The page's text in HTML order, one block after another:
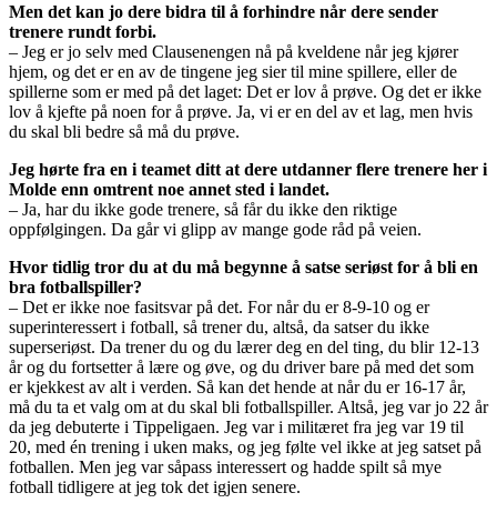
Men det kan jo dere bidra til å forhindre når dere sender
trenere rundt forbi.
– Jeg er jo selv med Clausenengen nå på kveldene når jeg kjører
hjem, og det er en av de tingene jeg sier til mine spillere, eller de
spillerne som er med på det laget: Det er lov å prøve. Og det er ikke
lov å kjefte på noen for å prøve. Ja, vi er en del av et lag, men hvis
du skal bli bedre så må du prøve.
Jeg hørte fra en i teamet ditt at dere utdanner flere trenere her i
Molde enn omtrent noe annet sted i landet.
– Ja, har du ikke gode trenere, så får du ikke den riktige
oppfølgingen. Da går vi glipp av mange gode råd på veien.
Hvor tidlig tror du at du må begynne å satse seriøst for å bli en
bra fotballspiller?
– Det er ikke noe fasitsvar på det. For når du er 8-9-10 og er
superinteressert i fotball, så trener du, altså, da satser du ikke
superseriøst. Da trener du og du lærer deg en del ting, du blir 12-13
år og du fortsetter å lære og øve, og du driver bare på med det som
er kjekkest av alt i verden. Så kan det hende at når du er 16-17 år,
må du ta et valg om at du skal bli fotballspiller. Altså, jeg var jo 22 år
da jeg debuterte i Tippeligaen. Jeg var i militæret fra jeg var 19 til
20, med én trening i uken maks, og jeg følte vel ikke at jeg satset på
fotballen. Men jeg var såpass interessert og hadde spilt så mye
fotball tidligere at jeg tok det igjen senere.